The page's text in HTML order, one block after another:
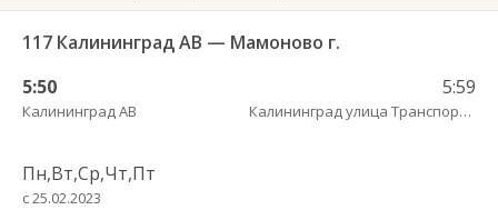
117 Калининград АВ — Мамоново г.
5:50
Калининград АВ
5:59
Калининград улица Транспортая
Пн,Вт,Ср,Чт,Пт
с 25.02.2023